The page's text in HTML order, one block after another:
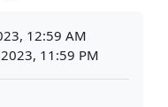
12:59 AM
11:59 PM